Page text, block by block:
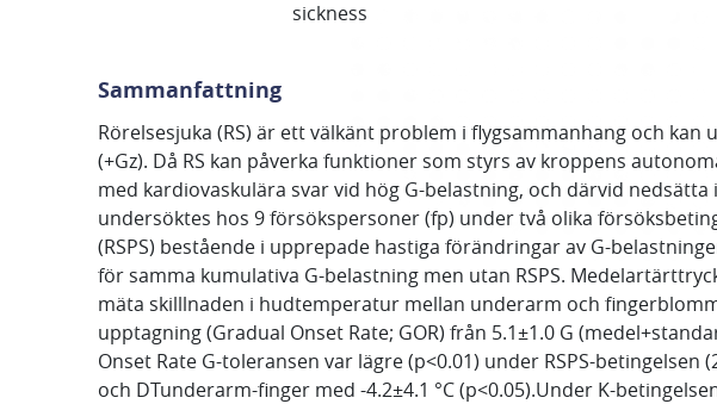
sickness
Sammanfattning
Rörelsesjuka (RS) är ett välkänt problem i flygsammanhang och
(+Gz). Då RS kan påverka funktioner som styrs av kroppens
med kardiovaskulära svar vid hög G-belastning, och därvid
undersöktes hos 9 försökspersoner (fp) under två olika
(RSPS) bestående i upprepade hastiga förändringar av G-
för samma kumulativa G-belastning men utan RSPS.
mäta skilllnaden i hudtemperatur mellan underarm och
upptagning (Gradual Onset Rate; GOR) från 5.1±1.0 G
Onset Rate G-toleransen var lägre (p<0.01) under RSPS-betingelsen
och DTunderarm-finger med -4.2±4.1 °C (p<0.05).Under K-